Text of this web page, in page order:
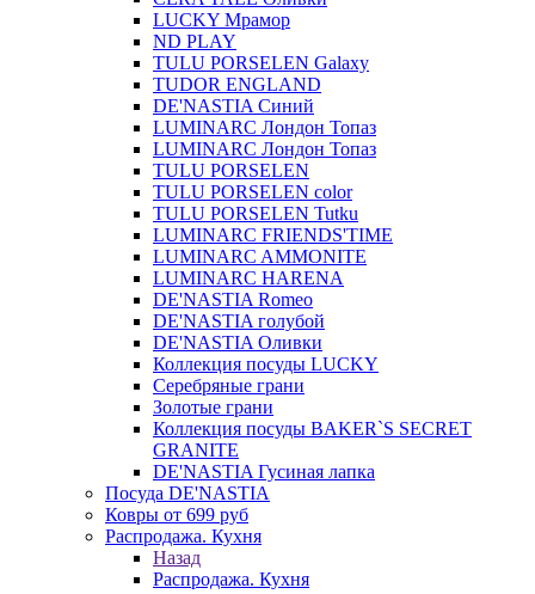
LUCKY Мрамор
ND PLAY
TULU PORSELEN Galaxy
TUDOR ENGLAND
DE'NASTIA Синий
LUMINARC Лондон Топаз
LUMINARC Лондон Топаз
TULU PORSELEN
TULU PORSELEN color
TULU PORSELEN Tutku
LUMINARC FRIENDS'TIME
LUMINARC AMMONITE
LUMINARC HARENA
DE'NASTIA Romeo
DE'NASTIA голубой
DE'NASTIA Оливки
Коллекция посуды LUCKY
Серебряные грани
Золотые грани
Коллекция посуды BAKER`S SECRET
GRANITE
DE'NASTIA Гусиная лапка
Посуда DE'NASTIA
Ковры от 699 руб
Распродажа. Кухня
Назад
Распродажа. Кухня